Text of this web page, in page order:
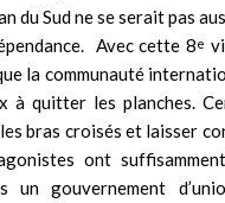
du Sud ne se serait pas
Avec cette 8e
la communauté
à quitter les planches.
bras croisés et laisser
ont
un gouvernement